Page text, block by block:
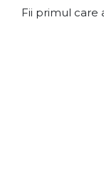
Fii primul care